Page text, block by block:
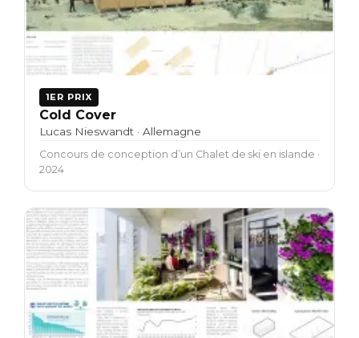
1ER PRIX
Cold Cover
Lucas Nieswandt · Allemagne
Concours de conception d’un Chalet de ski en islande ·
2024